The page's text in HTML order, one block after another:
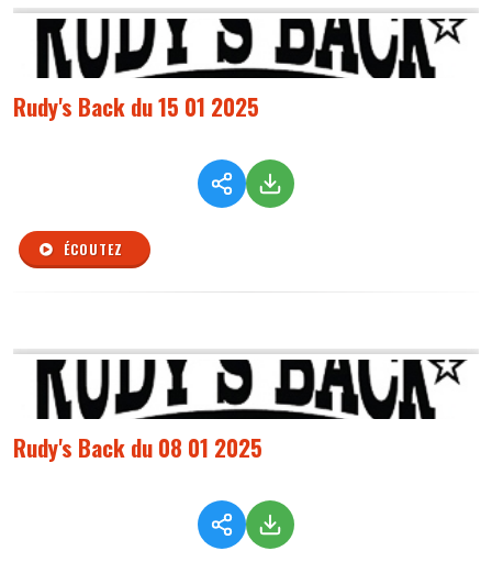
Rudy's Back du 15 01 2025
ÉCOUTEZ
Rudy's Back du 08 01 2025